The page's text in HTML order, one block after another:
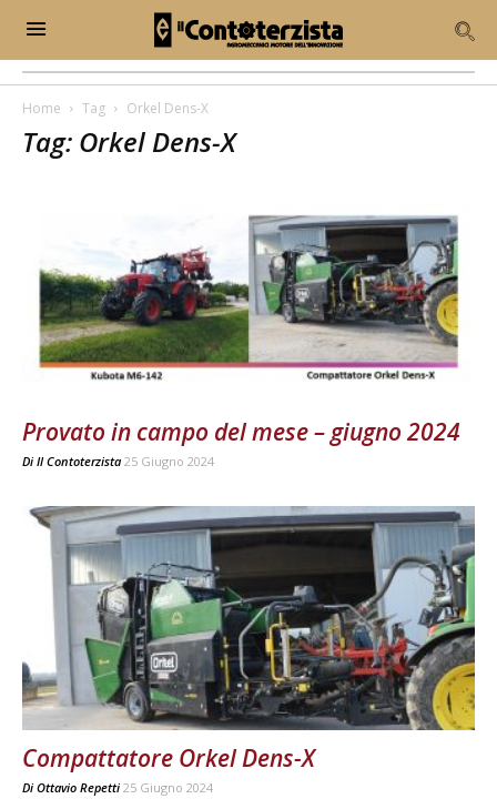
Home Tag Orkel Dens-X
Tag: Orkel Dens-X
Provato in campo del mese – giugno 2024
Di Il Contoterzista 25 Giugno 2024
Compattatore Orkel Dens-X
Di Ottavio Repetti 25 Giugno 2024